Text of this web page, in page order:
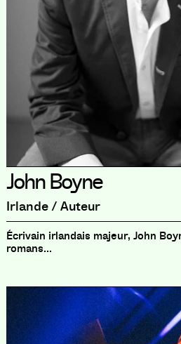
John Boyne
Irlande / Auteur
Écrivain irlandais majeur, John
romans...